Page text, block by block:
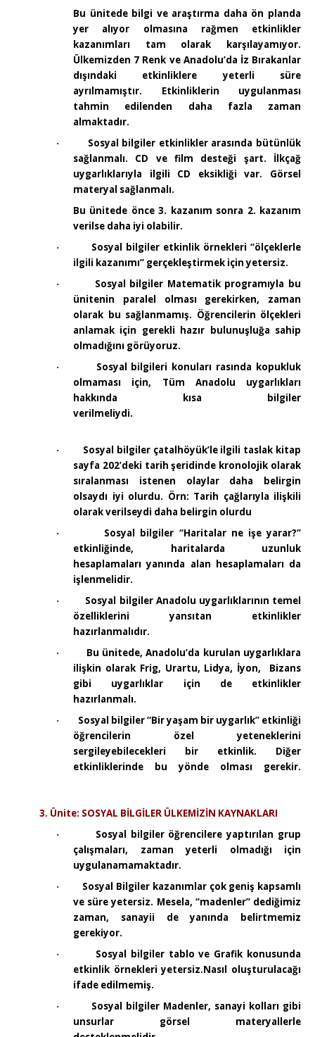
Bu ünitede bilgi ve araştırma daha ön planda
yer alıyor olmasına rağmen etkinlikler
kazanımları tam olarak karşılayamıyor.
Ülkemizden 7 Renk ve Anadolu’da İz Bırakanlar
dışındaki etkinliklere yeterli süre
ayrılmamıştır. Etkinliklerin uygulanması
tahmin edilenden daha fazla zaman
almaktadır.
·
Sosyal bilgiler etkinlikler arasında bütünlük
sağlanmalı. CD ve film desteği şart. İlkçağ
uygarlıklarıyla ilgili CD eksikliği var. Görsel
materyal sağlanmalı.
Bu ünitede önce 3. kazanım sonra 2. kazanım
verilse daha iyi olabilir.
·
Sosyal bilgiler etkinlik örnekleri “ölçeklerle
ilgili kazanımı” gerçekleştirmek için yetersiz.
·
Sosyal bilgiler Matematik programıyla bu
ünitenin paralel olması gerekirken, zaman
olarak bu sağlanmamış. Öğrencilerin ölçekleri
anlamak için gerekli hazır bulunuşluğa sahip
olmadığını görüyoruz.
·
Sosyal bilgileri konuları rasında kopukluk
olmaması için, Tüm Anadolu uygarlıkları
hakkında kısa bilgiler
verilmeliydi.
·
Sosyal bilgiler çatalhöyük’le ilgili taslak kitap
sayfa 202’deki tarih şeridinde kronolojik olarak
sıralanması istenen olaylar daha belirgin
olsaydı iyi olurdu. Örn: Tarih çağlarıyla ilişkili
olarak verilseydi daha belirgin olurdu
·
Sosyal bilgiler “Haritalar ne işe yarar?”
etkinliğinde, haritalarda uzunluk
hesaplamaları yanında alan hesaplamaları da
işlenmelidir.
·
Sosyal bilgiler Anadolu uygarlıklarının temel
özelliklerini yansıtan etkinlikler
hazırlanmalıdır.
·
Bu ünitede, Anadolu’da kurulan uygarlıklara
ilişkin olarak Frig, Urartu, Lidya, İyon,
Bizans
gibi uygarlıklar için de etkinlikler
hazırlanmalı.
·
Sosyal bilgiler “Bir yaşam bir uygarlık” etkinliği
öğrencilerin özel yeteneklerini
sergileyebilecekleri bir etkinlik. Diğer
etkinliklerinde bu yönde olması gerekir.
3. Ünite: SOSYAL BİLGİLER ÜLKEMİZİN KAYNAKLARI
·
Sosyal bilgiler öğrencilere yaptırılan grup
çalışmaları, zaman yeterli olmadığı için
uygulanamamaktadır.
·
Sosyal Bilgiler kazanımlar çok geniş kapsamlı
ve süre yetersiz. Mesela, “madenler” dediğimiz
zaman, sanayii de yanında belirtmemiz
gerekiyor.
·
Sosyal bilgiler tablo ve Grafik konusunda
etkinlik örnekleri yetersiz.Nasıl oluşturulacağı
ifade edilmemiş.
·
Sosyal bilgiler Madenler, sanayi kolları gibi
unsurlar görsel materyallerle